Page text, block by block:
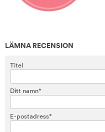
LÄMNA RECENSION
Titel
Ditt namn*
E-postadress*